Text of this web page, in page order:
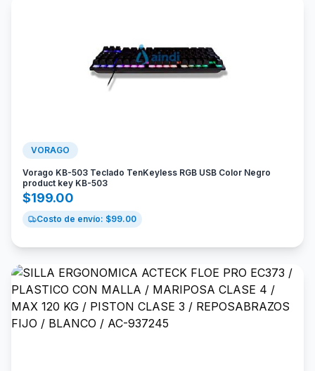
VORAGO
Vorago KB-503 Teclado TenKeyless RGB USB Color Negro
product key KB-503
$199.00
Costo de envío: $99.00